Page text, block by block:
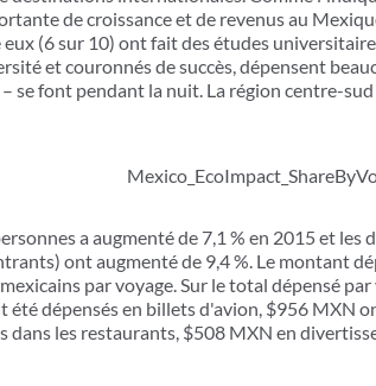
de croissance et de revenus au
(6 sur 10) ont fait des études
et couronnés de succès, dépensent
se font pendant la nuit. La région centre-
a augmenté de 7,1 % en 2015 et les
ont augmenté de 9,4 %. Le montant
par voyage. Sur le total dépensé
été dépensés en billets d'avion, $956 MXN
les restaurants, $508 MXN en